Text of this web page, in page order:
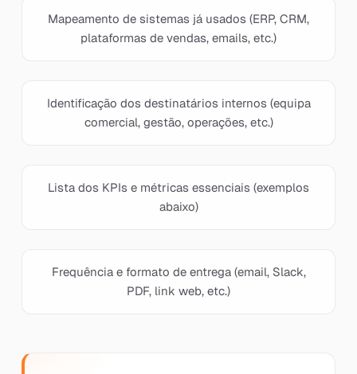
Mapeamento de sistemas já usados (ERP, CRM,
plataformas de vendas, emails, etc.)
Identificação dos destinatários internos (equipa
comercial, gestão, operações, etc.)
Lista dos KPIs e métricas essenciais (exemplos
abaixo)
Frequência e formato de entrega (email, Slack,
PDF, link web, etc.)